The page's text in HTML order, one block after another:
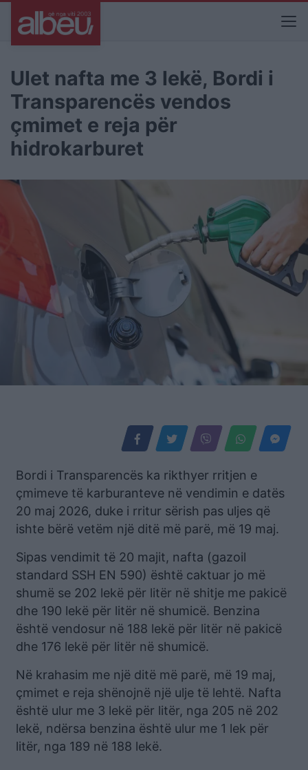
Ulet nafta me 3 lekë, Bordi i
Transparencës vendos
çmimet e reja për
hidrokarburet
Bordi i Transparencës ka rikthyer rritjen e
çmimeve të karburanteve në vendimin e datës
20 maj 2026, duke i rritur sërish pas uljes që
ishte bërë vetëm një ditë më parë, më 19 maj.
Sipas vendimit të 20 majit, nafta (gazoil
standard SSH EN 590) është caktuar jo më
shumë se 202 lekë për litër në shitje me pakicë
dhe 190 lekë për litër në shumicë. Benzina
është vendosur në 188 lekë për litër në pakicë
dhe 176 lekë për litër në shumicë.
Në krahasim me një ditë më parë, më 19 maj,
çmimet e reja shënojnë një ulje të lehtë. Nafta
është ulur me 3 lekë për litër, nga 205 në 202
lekë, ndërsa benzina është ulur me 1 lek për
litër, nga 189 në 188 lekë.